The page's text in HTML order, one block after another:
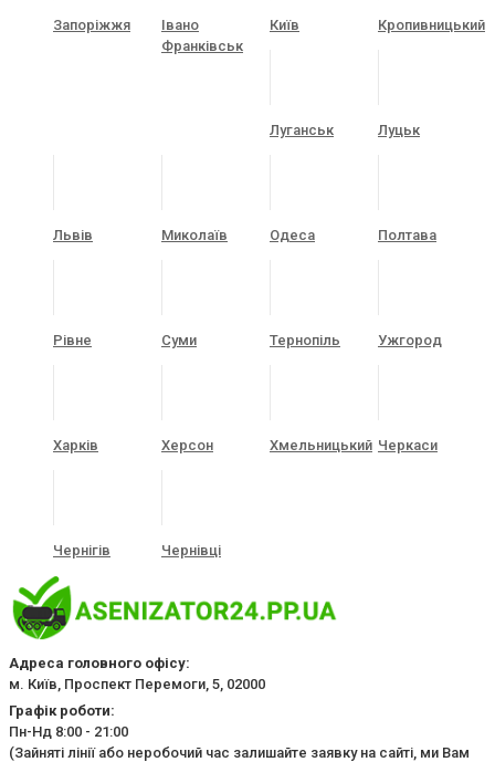
Запоріжжя
Івано
Франківськ
Київ Кропивницький
Луганськ Луцьк
Львів Миколаїв Одеса Полтава
Рівне Суми Тернопіль Ужгород
Харків Херсон Хмельницький Черкаси
Чернігів Чернівці
Адреса головного офісу:
м. Київ, Проспект Перемоги, 5, 02000
Графік роботи:
Пн-Нд 8:00 - 21:00
(Зайняті лінії або неробочий час залишайте заявку на сайті, ми Вам